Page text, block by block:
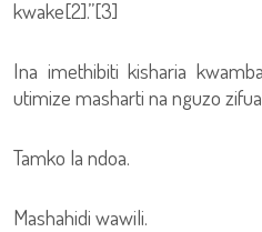
kwake[2].”[3]
Ina imethibiti kisharia
utimize masharti na nguzo
Tamko la ndoa.
Mashahidi wawili.